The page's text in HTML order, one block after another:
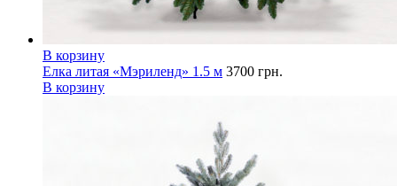
В корзину
Елка литая «Мэриленд» 1.5 м 3700 грн.
В корзину